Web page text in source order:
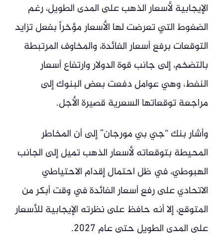
الإيجابية لأسعار الذهب على المدى الطويل، رغم
الضغوط التي تعرضت لها الأسعار مؤخراً بفعل تزايد
التوقعات برفع أسعار الفائدة، والمخاوف المرتبطة
بالتضخم، إلى جانب قوة الدولار وارتفاع أسعار
النفط، وهي عوامل دفعت بعض البنوك إلى
مراجعة توقعاتها السعرية قصيرة الأجل.
وأشار بنك “جي بي مورجان” إلى أن المخاطر
المحيطة بتوقعاته لأسعار الذهب تميل إلى الجانب
الهبوطي، في ظل احتمال إقدام الاحتياطي
الاتحادي على رفع أسعار الفائدة في وقت أبكر من
المتوقع، إلا أنه حافظ على نظرته الإيجابية للأسعار
على المدى الطويل حتى عام 2027.